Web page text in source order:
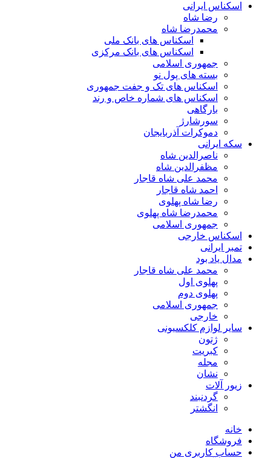
اسکناس ایرانی
رضا شاه
محمدرضا شاه
اسکناس های بانک ملی
اسکناس های بانک مرکزی
جمهوری اسلامی
بسته های پول نو
اسکناس های تک و جفت جمهوری
اسکناس های شماره خاص و رند
بارگاهی
سورشارژ
دموکرات آذربایجان
سکه ایرانی
ناصرالدین شاه
مظفرالدین شاه
محمد علی شاه قاجار
احمد شاه قاجار
رضا شاه پهلوی
محمدرضا شاه پهلوی
جمهوری اسلامی
اسکناس خارجی
تمبر ایرانی
مدال یاد بود
محمد علی شاه قاجار
پهلوی اول
پهلوی دوم
جمهوری اسلامی
خارجی
سایر لوازم کلکسیونی
ژتون
کبریت
مجله
نشان
زیور آلات
گردنبند
انگشتر
خانه
فروشگاه
حساب کاربری من